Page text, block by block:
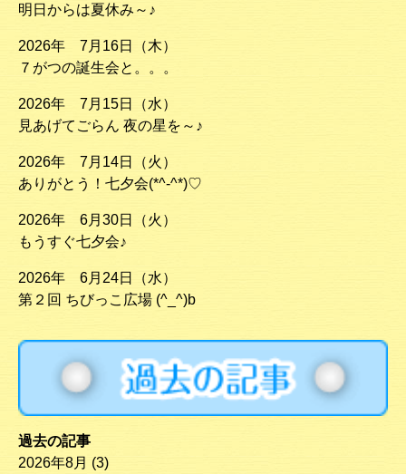
明日からは夏休み～♪
2026年 7月16日（木）
７がつの誕生会と。。。
2026年 7月15日（水）
見あげてごらん 夜の星を～♪
2026年 7月14日（火）
ありがとう！七夕会(*^-^*)♡
2026年 6月30日（火）
もうすぐ七夕会♪
2026年 6月24日（水）
第２回 ちびっこ広場 (^_^)b
過去の記事
2026年8月 (3)